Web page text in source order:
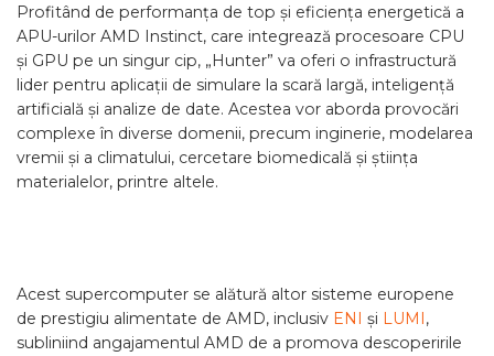
Profitând de performanța de top și eficiența energetică a
APU-urilor AMD Instinct, care integrează procesoare CPU
și GPU pe un singur cip, „Hunter” va oferi o infrastructură
lider pentru aplicații de simulare la scară largă, inteligență
artificială și analize de date. Acestea vor aborda provocări
complexe în diverse domenii, precum inginerie, modelarea
vremii și a climatului, cercetare biomedicală și știința
materialelor, printre altele.
Acest supercomputer se alătură altor sisteme europene
de prestigiu alimentate de AMD, inclusiv ENI și LUMI,
subliniind angajamentul AMD de a promova descoperirile